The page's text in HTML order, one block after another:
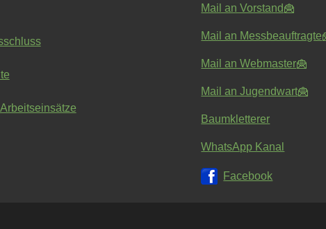
Mail an Vorstand
Mail an Messbeauftragte
Mail an Webmaster
Mail an Jugendwart
Baumkletterer
WhatsApp Kanal
Facebook